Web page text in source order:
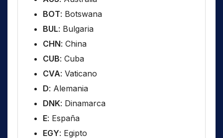
BOT: Botswana
BUL: Bulgaria
CHN: China
CUB: Cuba
CVA: Vaticano
D: Alemania
DNK: Dinamarca
E: España
EGY: Egipto